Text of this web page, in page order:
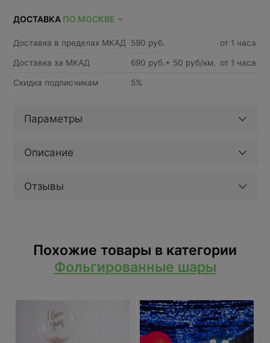
ДОСТАВКА ПО МОСКВЕ
Доставка в пределах МКАД 590 руб. от 1 часа
Доставка за МКАД 690 руб.+ 50 руб/км. от 1 часа
Скидка подписчикам 5%
Параметры
Описание
Отзывы
Похожие товары в категории
Фольгированные шары